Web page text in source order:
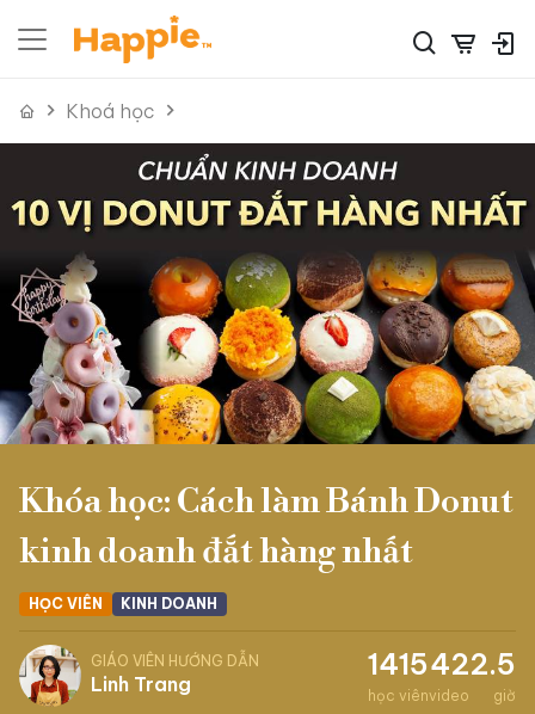
Khoá học
Khóa học: Cách làm Bánh Donut
kinh doanh đắt hàng nhất
HỌC VIÊN KINH DOANH
GIÁO VIÊN HƯỚNG DẪN
Linh Trang
1415
học viên
42
video
2.5
giờ